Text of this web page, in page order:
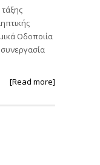
τάξης
Οδοποιία
[Read more]